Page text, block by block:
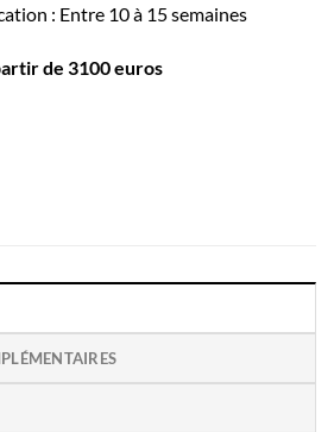
: Entre 10 à 15 semaines
de 3100 euros